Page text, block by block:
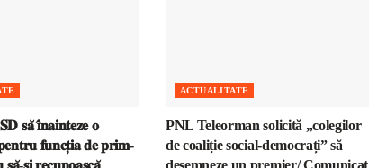
𝐬𝐚̆ 𝐢̂𝐧𝐚𝐢𝐧𝐭𝐞𝐳𝐞 𝐨
𝐟𝐮𝐧𝐜𝐭̦𝐢𝐚 𝐝𝐞 𝐩𝐫𝐢𝐦-
𝐬𝐚̆-𝐬̦𝐢 𝐫𝐞𝐜𝐮𝐧𝐨𝐚𝐬𝐜𝐚̆
ACTUALITATE
PNL Teleorman solicită „colegilor
de coaliție social-democrați” să
desemneze un premier/ Comunicat